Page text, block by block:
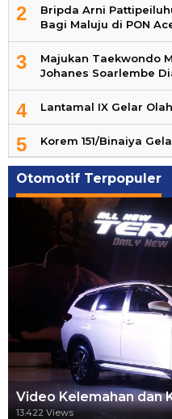
2
Bripda Arni
Bagi Maluju di PON
3
Majukan Taekwondo
Johanes Soarlembe
4 Lantamal IX Gelar
5 Korem 151/Binaiya
Otomotif Terpopuler
Video Kelemahan dan
13.422 Views